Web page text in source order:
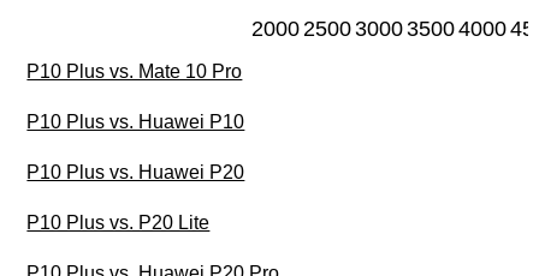
20002500300035004000
P10 Plus vs. Mate 10 Pro
P10 Plus vs. Huawei P10
P10 Plus vs. Huawei P20
P10 Plus vs. P20 Lite